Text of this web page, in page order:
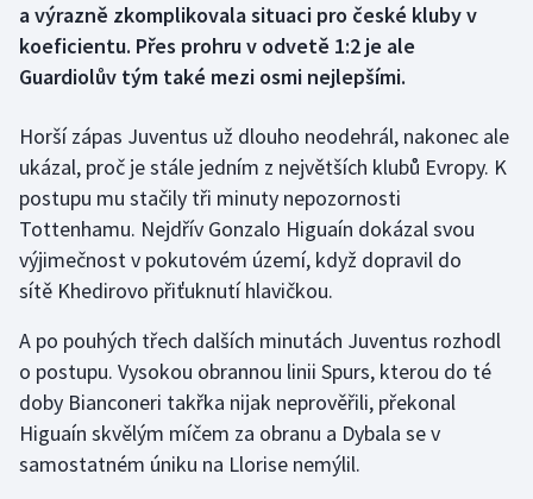
Futsal
Golf
Gymnastika
Házená
Jezdectví
Krasobruslení
Lezení
Lyže a snowboard
a výrazně zkomplikovala situaci pro české kluby v
koeficientu. Přes prohru v odvetě 1:2 je ale
Guardiolův tým také mezi osmi nejlepšími.
Horší zápas Juventus už dlouho neodehrál, nakonec ale
ukázal, proč je stále jedním z největších klubů Evropy. K
postupu mu stačily tři minuty nepozornosti
Tottenhamu. Nejdřív Gonzalo Higuaín dokázal svou
výjimečnost v pokutovém území, když dopravil do
sítě Khedirovo přiťuknutí hlavičkou.
A po pouhých třech dalších minutách Juventus rozhodl
o postupu. Vysokou obrannou linii Spurs, kterou do té
doby Bianconeri takřka nijak neprověřili, překonal
Higuaín skvělým míčem za obranu a Dybala se v
samostatném úniku na Llorise nemýlil.